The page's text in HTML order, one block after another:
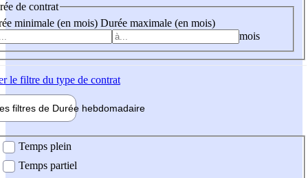
de contrat
minimale (en mois) Durée maximale (en mois)
mois
le filtre du type de contrat
filtres de Durée hebdomadaire
Temps plein
Temps partiel